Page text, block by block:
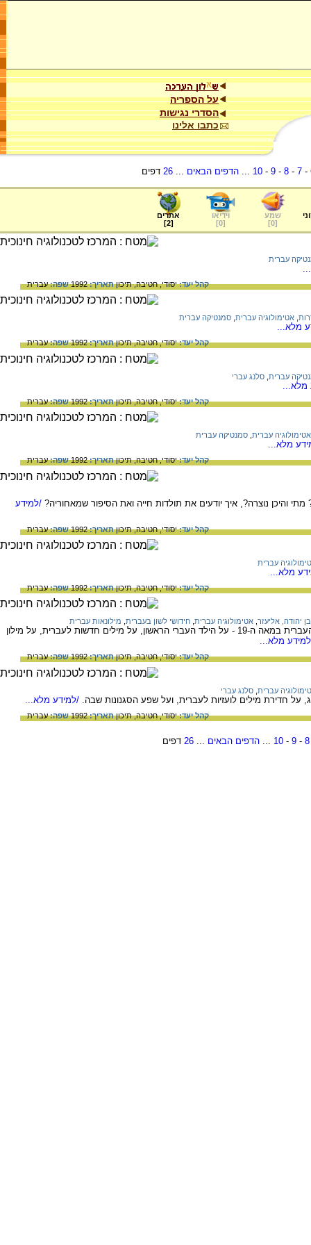
על הספריה
הסדרי נגישות
כתבו אלינו
-
7
-
8
-
9
-
10
...הדפים הבאים ...
26 דפים
שמע
[
0
]
וידיאו
[
0
]
אתרים
[
2
]
עברית
קהל יעד:יסודי,חטיבה,תיכוןתאריך:1992 שפה:עברית
אטימולוגיה עברית סמנטיקה עברית
מלא...
קהל יעד:יסודי,חטיבה,תיכוןתאריך:1992 שפה:עברית
עברית סלנג עברי
קהל יעד:יסודי,חטיבה,תיכוןתאריך:1992 שפה:עברית
אטימולוגיה עברית סמנטיקה עברית
מלא...
קהל יעד:יסודי,חטיבה,תיכוןתאריך:1992 שפה:עברית
והיכן נוצרה?, איך יודעים את תולדות חייה ואת הסיפור שמאחוריה? /למידע
קהל יעד:יסודי,חטיבה,תיכוןתאריך:1992 שפה:עברית
עברית
מלא...
קהל יעד:יסודי,חטיבה,תיכוןתאריך:1992 שפה:עברית
בן יהודה, אליעזר אטימולוגיה עברית חידושי לשון בעברית מילונאות עברית
על המהפכה שחולל אליעזר בן יהודה בשפה העברית במאה ה-19 - על הילד העברי הראשון, על מילים חדשות לעברית, על מילון
מלא...
קהל יעד:יסודי,חטיבה,תיכוןתאריך:1992 שפה:עברית
עברית סלנג עברי
חדירת מילים לועזיות לעברית, ועל שפע הסגנונות שבה. /למידע מלא...
קהל יעד:יסודי,חטיבה,תיכוןתאריך:1992 שפה:עברית
8
-
9
-
10
...הדפים הבאים ...
26 דפים